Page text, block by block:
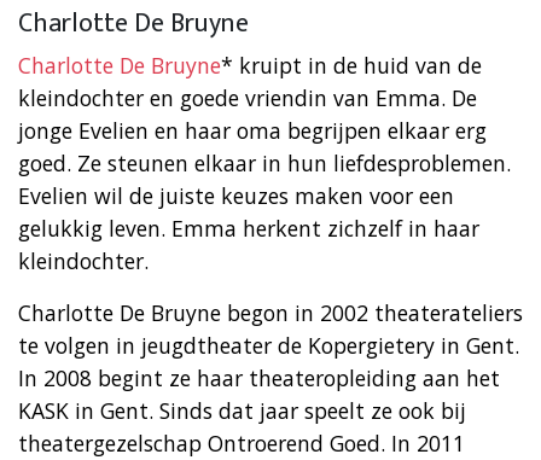
Charlotte De Bruyne
Charlotte De Bruyne* kruipt in de huid van de
kleindochter en goede vriendin van Emma. De
jonge Evelien en haar oma begrijpen elkaar erg
goed. Ze steunen elkaar in hun liefdesproblemen.
Evelien wil de juiste keuzes maken voor een
gelukkig leven. Emma herkent zichzelf in haar
kleindochter.
Charlotte De Bruyne begon in 2002 theaterateliers
te volgen in jeugdtheater de Kopergietery in Gent.
In 2008 begint ze haar theateropleiding aan het
KASK in Gent. Sinds dat jaar speelt ze ook bij
theatergezelschap Ontroerend Goed. In 2011